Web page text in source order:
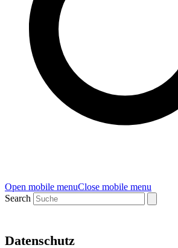
Open mobile menuClose mobile menu
Search
Datenschutz